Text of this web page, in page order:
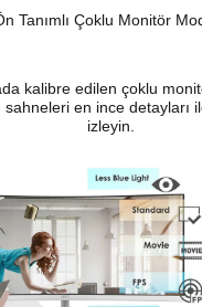
Tanımlı Çoklu Monitör
kalibre edilen çoklu
sahneleri en ince detayları
izleyin.